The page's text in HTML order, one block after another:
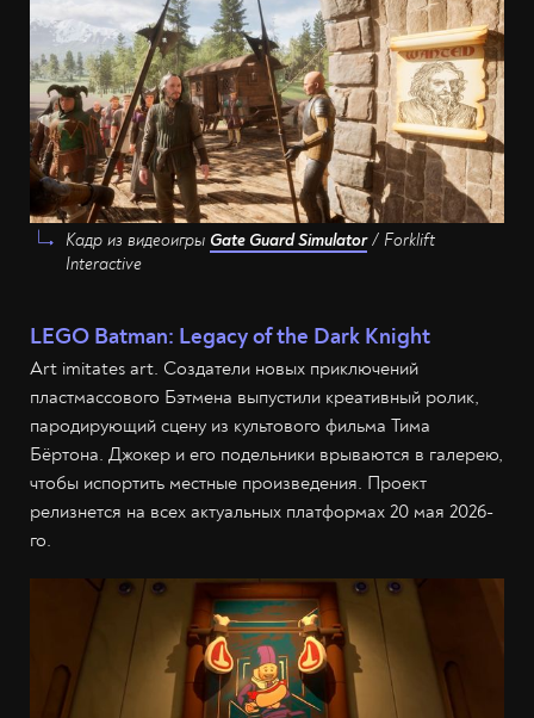
Кадр из видеоигры Gate Guard Simulator/ Forklift
Interactive
LEGO Batman: Legacy of the Dark Knight
Art imitates art. Создатели новых приключений
пластмассового Бэтмена выпустили креативный ролик,
пародирующий сцену из культового фильма Тима
Бёртона. Джокер и его подельники врываются в галерею,
чтобы испортить местные произведения. Проект
релизнется на всех актуальных платформах 20 мая 2026-
го.